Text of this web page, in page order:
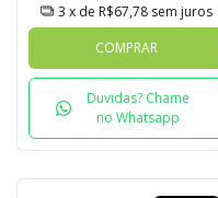
3 x de R$67,78 sem juros
COMPRAR
Duvidas? Chame
no Whatsapp